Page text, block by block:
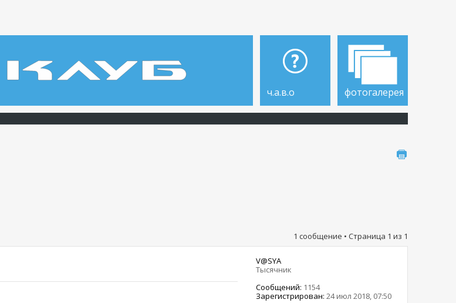
ч.а.в.о фотогалерея
1 сообщение • Страница 1 из 1
V@SYA
Тысячник
Сообщений: 1154
Зарегистрирован: 24 июл 2018, 07:50